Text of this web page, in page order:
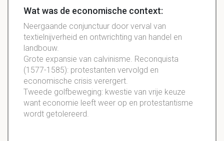
Wat was de economische context:
Neergaande conjunctuur door verval van
textielnijverheid en ontwrichting van handel en
landbouw.
Grote expansie van calvinisme. Reconquista
(1577-1585): protestanten vervolgd en
economische crisis verergert.
Tweede golfbeweging: kwestie van vrije keuze
want economie leeft weer op en protestantisme
wordt getolereerd.